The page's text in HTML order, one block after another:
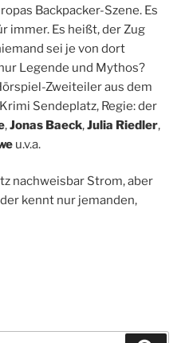
Backpacker-Szene. Es
immer. Es heißt, der Zug
sei je von dort
Legende und Mythos?
Zweiteiler aus dem
Sendeplatz, Regie: der
,Jonas Baeck,Julia Riedler,
u.v.a.
nachweisbar Strom, aber
kennt nur jemanden,